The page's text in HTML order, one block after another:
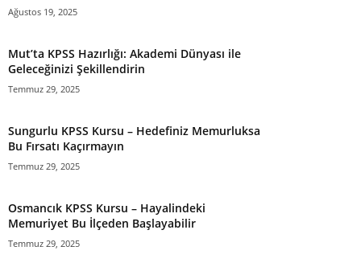
Ağustos 19, 2025
Mut’ta KPSS Hazırlığı: Akademi Dünyası ile
Geleceğinizi Şekillendirin
Temmuz 29, 2025
Sungurlu KPSS Kursu – Hedefiniz Memurluksa
Bu Fırsatı Kaçırmayın
Temmuz 29, 2025
Osmancık KPSS Kursu – Hayalindeki
Memuriyet Bu İlçeden Başlayabilir
Temmuz 29, 2025